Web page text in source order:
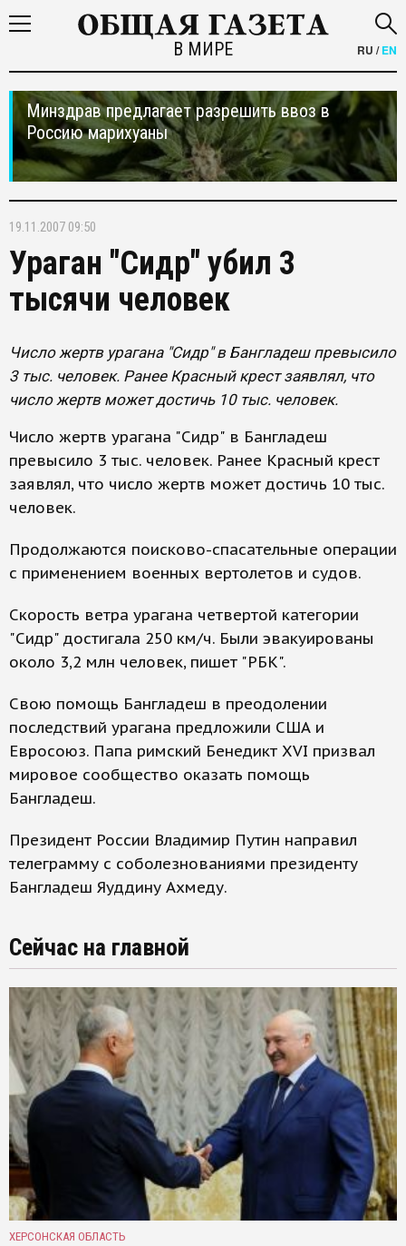
В МИРЕ RU /EN
Минздрав предлагает разрешить ввоз в
Россию марихуаны
19.11.2007 09:50
Ураган "Сидр" убил 3
тысячи человек
Число жертв урагана "Сидр" в Бангладеш превысило
3 тыс. человек. Ранее Красный крест заявлял, что
число жертв может достичь 10 тыс. человек.
Число жертв урагана "Сидр" в Бангладеш
превысило 3 тыс. человек. Ранее Красный крест
заявлял, что число жертв может достичь 10 тыс.
человек.
Продолжаются поисково-спасательные операции
с применением военных вертолетов и судов.
Скорость ветра урагана четвертой категории
"Сидр" достигала 250 км/ч. Были эвакуированы
около 3,2 млн человек, пишет "РБК".
Свою помощь Бангладеш в преодолении
последствий урагана предложили США и
Евросоюз. Папа римский Бенедикт XVI призвал
мировое сообщество оказать помощь
Бангладеш.
Президент России Владимир Путин направил
телеграмму с соболезнованиями президенту
Бангладеш Яуддину Ахмеду.
Сейчас на главной
ХЕРСОНСКАЯ ОБЛАСТЬ